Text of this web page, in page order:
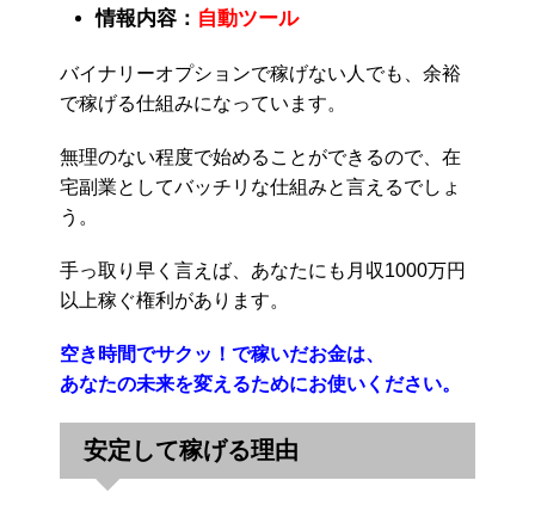
情報内容： 自動ツール
バイナリーオプションで稼げない人でも、余裕
で稼げる仕組みになっています。
無理のない程度で始めることができるので、在
宅副業としてバッチリな仕組みと言えるでしょ
う。
手っ取り早く言えば、あなたにも月収1000万円
以上稼ぐ権利があります。
空き時間でサクッ！で稼いだお金は、
あなたの未来を変えるためにお使いください。
安定して稼げる理由